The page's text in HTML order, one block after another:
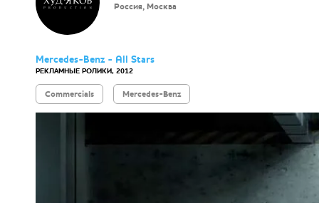
Россия, Москва
Mercedes-Benz - All Stars
РЕКЛАМНЫЕ РОЛИКИ, 2012
Commercials Mercedes-Benz